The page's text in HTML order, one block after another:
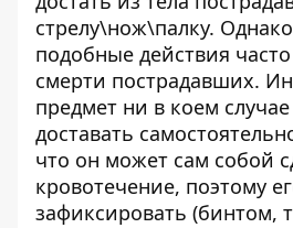
стрелу\нож\палку.
подобные действия
смерти пострадавших.
предмет ни в коем
доставать
что он может сам собой
кровотечение, поэтому
зафиксировать (бинтом,